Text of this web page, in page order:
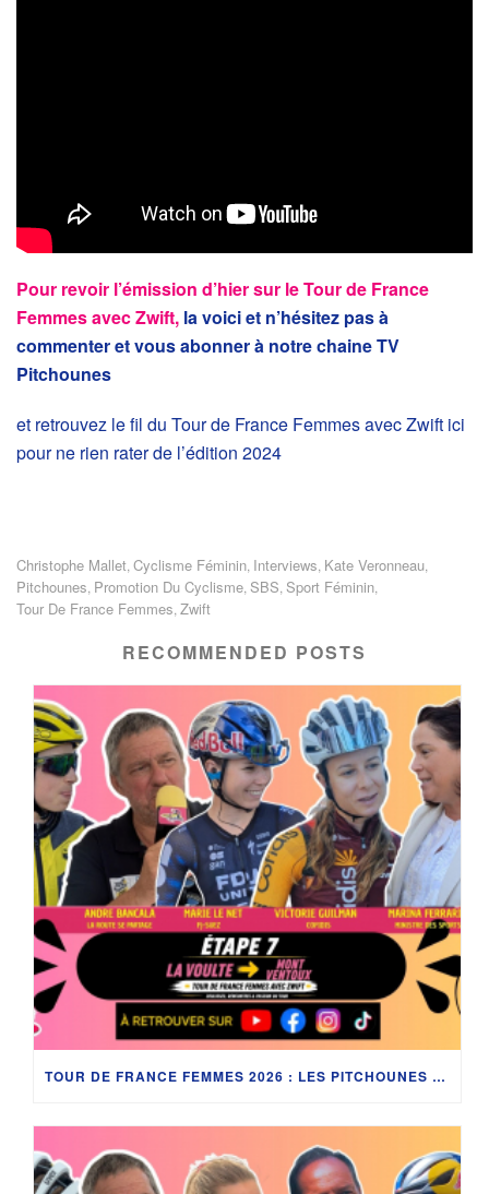
Pour revoir l’émission d’hier sur le Tour de France
Femmes avec Zwift, la voici et n’hésitez pas à
commenter et vous abonner à notre chaine TV
Pitchounes
et retrouvez le fil du Tour de France Femmes avec Zwift ici
pour ne rien rater de l’édition 2024
Christophe Mallet Cyclisme Féminin Interviews Kate Veronneau
Pitchounes Promotion Du Cyclisme SBS Sport Féminin
Tour De France Femmes Zwift
RECOMMENDED POSTS
TOUR DE FRANCE FEMMES 2026 : LES PITCHOUNES AU CŒUR DE L’ÉTAPE REINE ENTRE LA DRÔME ET LE MONT VENTOUX